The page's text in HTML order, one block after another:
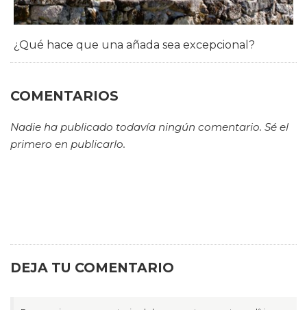
¿Qué hace que una añada sea excepcional?
COMENTARIOS
Nadie ha publicado todavía ningún comentario. Sé el
primero en publicarlo.
DEJA TU COMENTARIO